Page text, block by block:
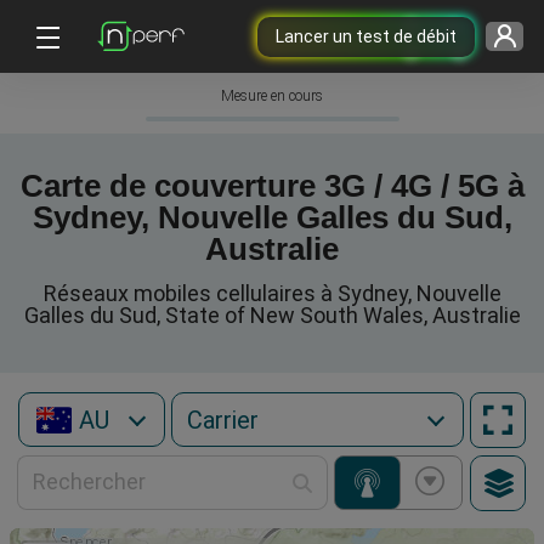
Lancer un test de débit
Mesure en cours
Carte de couverture 3G / 4G / 5G à
Sydney, Nouvelle Galles du Sud,
Australie
Réseaux mobiles cellulaires à Sydney, Nouvelle
Galles du Sud, State of New South Wales, Australie
AU